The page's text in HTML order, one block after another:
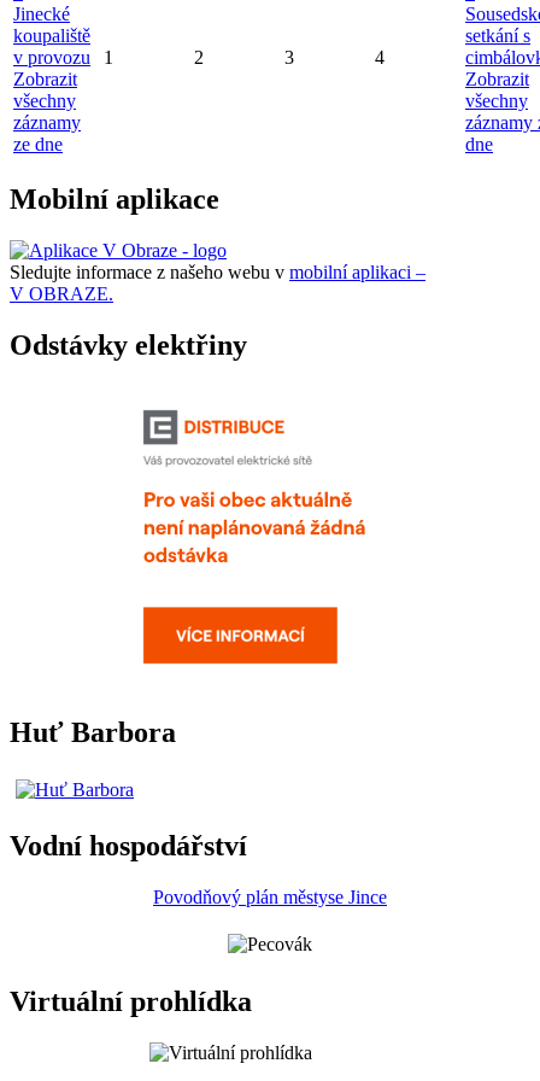
Jinecké
koupaliště
v provozu
Zobrazit
všechny
záznamy
ze dne
1 2 3 4
setkání s
Zobrazit
všechny
záznamy
dne
Mobilní aplikace
Sledujte informace z našeho webu v mobilní aplikaci –
V OBRAZE.
Odstávky elektřiny
Huť Barbora
Vodní hospodářství
Povodňový plán městyse Jince
Virtuální prohlídka